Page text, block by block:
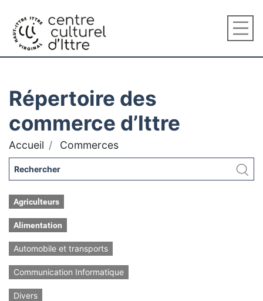
Répertoire des
commerce d’Ittre
Accueil Commerces
Agriculteurs
Alimentation
Automobile et transports
Communication Informatique
Divers